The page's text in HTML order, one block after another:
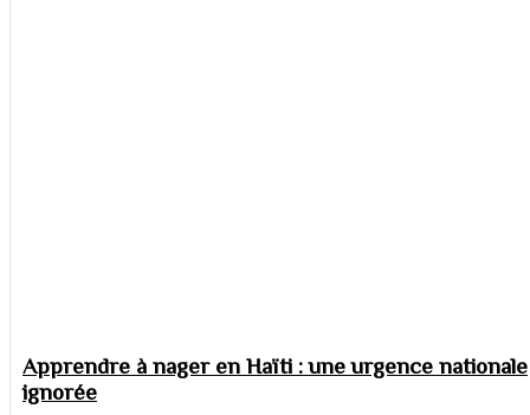
Apprendre à nager en Haïti : une urgence nationale
ignorée